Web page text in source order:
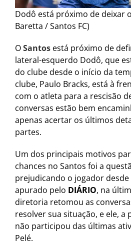
Dodô está próximo de deixar
Baretta / Santos FC)
OSantos está próximo de
lateral-esquerdo Dodô, que
do clube desde o início da
clube, Paulo Bracks, está à
com o atleta para a rescisão
conversas estão bem
apenas acertar os últimos
partes.
Um dos principais motivos
chances no Santos foi a
prejudicando o jogador desde
apurado pelo DIÁRIO, na
diretoria retomou as
resolver sua situação, e ele,
não participou das últimas
Pelé.